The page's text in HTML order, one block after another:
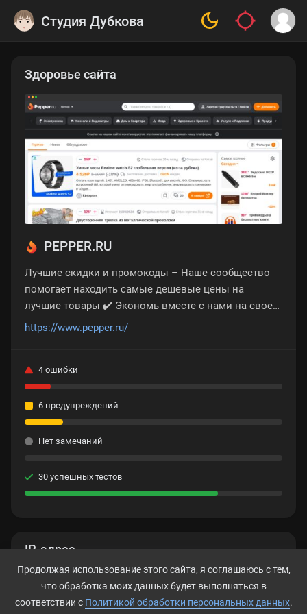
Студия Дубкова
IP-адрес
188.114.98.233
Здоровье сайта
PEPPER.RU
Лучшие скидки и промокоды – Наше сообщество
помогает находить самые дешевые цены на
лучшие товары ✔️ Экономь вместе с нами на своей
следующей покупке ➤ Pepper.ru
https://www.pepper.ru/
4 ошибки
6 предупреждений
Нет замечаний
30 успешных тестов
Продолжая использование этого сайта, я соглашаюсь с тем,
что обработка моих данных будет выполняться в
соответствии с Политикой обработки персональных данных.